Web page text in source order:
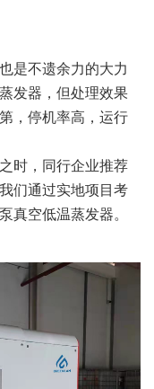
是不遗余力的大力
发器，但处理效果
，停机率高，运行
时，同行企业推荐
们通过实地项目考
真空低温蒸发器。